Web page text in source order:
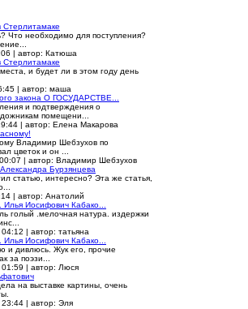
Стерлитамаке
Что необходимо для поступления?
| автор: Катюша
Стерлитамаке
и будет ли в этом году день
| автор: маша
закона О ГОСУДАРСТВЕ...
и подтверждения о
помещени...
| автор: Елена Макарова
Владимир Шебзухов по
цветок и он ...
| автор: Владимир Шебзухов
Бурзянцева
статью, интересно? Эта же статья,
| автор: Анатолий
Илья Иосифович Кабако...
голый .мелочная натура. издержки
| автор: татьяна
Илья Иосифович Кабако...
и дивлюсь. Жук его, прочие
за поэзи...
| автор: Люся
на выставке картины, очень
23:44 | автор: Эля